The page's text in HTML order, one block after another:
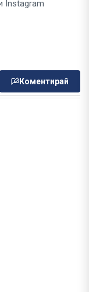
Instagram
Коментирай